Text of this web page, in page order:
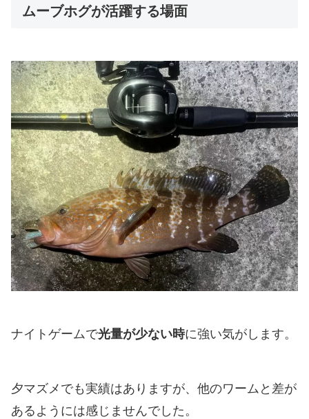
ムーブホグが活躍する場面
ナイトゲームで光量が少ない時に強い気がします。
夕マズメでも実績はありますが、他のワームと差が
あるようには感じませんでした。